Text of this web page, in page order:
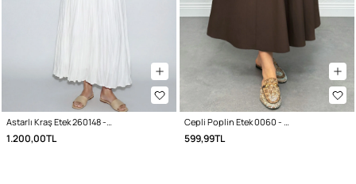
Astarlı Kraş Etek 260148 - BEYAZ
1.200,00TL
Cepli Poplin Etek 0060 - KAHVERENGİ
599,99TL